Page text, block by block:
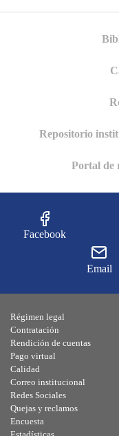
Repositorio
Portal de
Facebook
Email
Régimen legal
Contratación
Rendición de cuentas
Pago virtual
Calidad
Correo institucional
Redes Sociales
Quejas y reclamos
Encuesta